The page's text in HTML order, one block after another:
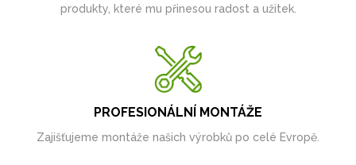
produkty, které mu přinesou radost a užitek.
PROFESIONÁLNÍ MONTÁŽE
Zajišťujeme montáže našich výrobků po celé Evropě.